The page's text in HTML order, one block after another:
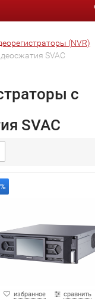
(NVR)
SVAC
с
SVAC
избранное сравнить